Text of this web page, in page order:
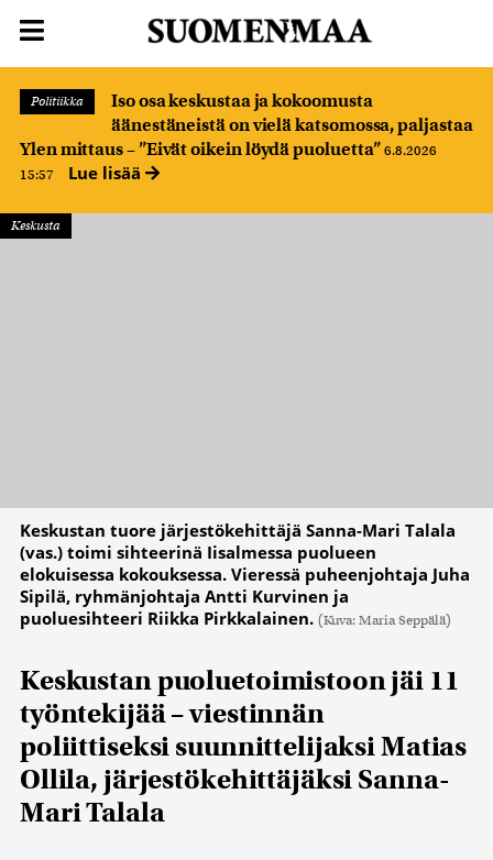
Politiikka
Iso osa keskustaa ja kokoomusta
äänestäneistä on vielä katsomossa, paljastaa
Ylen mittaus – ”Eivät oikein löydä puoluetta” 6.8.2026
15:57
Lue lisää
Keskusta
Keskustan tuore järjestökehittäjä Sanna-Mari Talala
(vas.) toimi sihteerinä Iisalmessa puolueen
elokuisessa kokouksessa. Vieressä puheenjohtaja Juha
Sipilä, ryhmänjohtaja Antti Kurvinen ja
puoluesihteeri Riikka Pirkkalainen. (Kuva: Maria Seppälä)
Keskustan puoluetoimistoon jäi 11
työntekijää – viestinnän
poliittiseksi suunnittelijaksi Matias
Ollila, järjestökehittäjäksi Sanna-
Mari Talala